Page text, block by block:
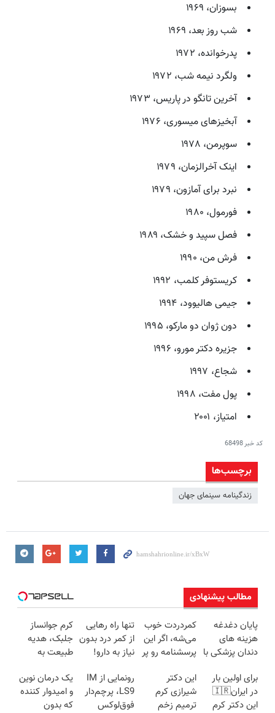
بسوزان، ۱۹۶۹
شب روز بعد، ۱۹۶۹
پدرخوانده، ۱۹۷۲
ولگرد نیمه شب، ۱۹۷۲
آخرین تانگو در پاریس، ۱۹۷۳
آبخیزهای میسوری، ۱۹۷۶
سوپرمن، ۱۹۷۸
اینک آخرالزمان، ۱۹۷۹
نبرد برای آمازون، ۱۹۷۹
فورمول، ۱۹۸۰
فصل سپید و خشک، ۱۹۸۹
فرش من، ۱۹۹۰
کریستوفر کلمب، ۱۹۹۲
جیمی هالیوود، ۱۹۹۴
دون ژوان دو مارکو، ۱۹۹۵
جزیره دکتر مورو، ۱۹۹۶
شجاع، ۱۹۹۷
پول مفت، ۱۹۹۸
امتیاز، ۲۰۰۱
کد خبر68498
برچسب‌ها
زندگینامه سینمای جهان
مطالب پیشنهادی
پایان دغدغه
هزینه های
دندان پزشکی با
کننده خانگی
کمردردت خوب
می‌شه، اگر این
پرسشنامه رو پر
تنها راه رهایی
از کمر درد بدون
نیاز به دارو!
کرم جوانساز
جلبک، هدیه
طبیعت به
تخفیف ویژه)
برای اولین بار
در ایران🇮🇷
این دکتر کرم
این دکتر
شیرازی کرم
ترمیم زخم
رونمایی از IM
LS9، پرچم‌دار
فوق‌لوکس
یک درمان نوین
و امیدوار کننده
که بدون